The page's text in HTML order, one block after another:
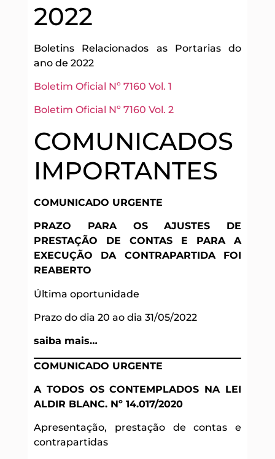
2022
Boletins Relacionados as Portarias do
ano de 2022
Boletim Oficial Nº 7160 Vol. 1
Boletim Oficial Nº 7160 Vol. 2
COMUNICADOS
IMPORTANTES
COMUNICADO URGENTE
PRAZO PARA OS AJUSTES DE
PRESTAÇÃO DE CONTAS E PARA A
EXECUÇÃO DA CONTRAPARTIDA FOI
REABERTO
Última oportunidade
Prazo do dia 20 ao dia 31/05/2022
saiba mais…
COMUNICADO URGENTE
A TODOS OSCONTEMPLADOS NA LEI
ALDIR BLANC. Nº 14.017/2020
Apresentação, prestação de contas e
contrapartidas